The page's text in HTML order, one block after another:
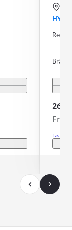
269
Läs mer